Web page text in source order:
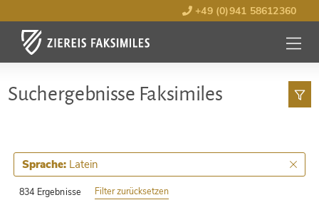
+49 (0)941 58612360
MENÜ
Such­ergebnisse Faksimiles
834 Ergebnisse
Sprache: Latein
Filter zurücksetzen